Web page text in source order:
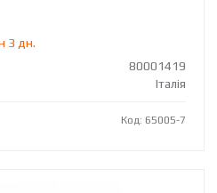
3 дн.
80001419
Італія
Код: 65005-7